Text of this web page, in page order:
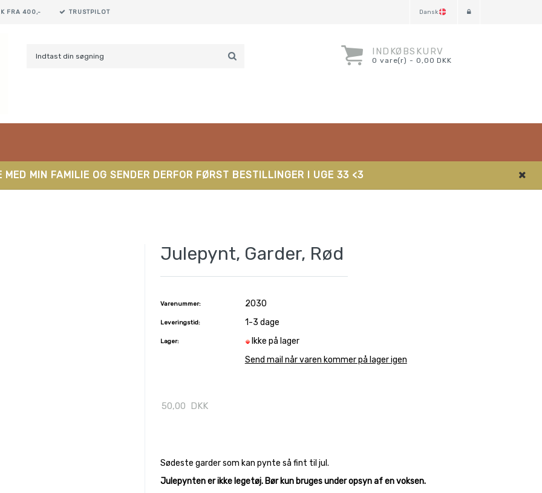
FRA 400,- TRUSTPILOT Dansk
INDKØBSKURV
0 vare(r) - 0,00 DKK
MED MIN FAMILIE OG SENDER DERFOR FØRST BESTILLINGER I UGE 33 <3
Julepynt, Garder, Rød
Varenummer: 2030
Leveringstid: 1-3 dage
Lager:
Ikke på lager
Send mail når varen kommer på lager igen
50,00 DKK
Sødeste garder som kan pynte så fint til jul.
Julepynten er ikke legetøj. Bør kun bruges under opsyn af en voksen.